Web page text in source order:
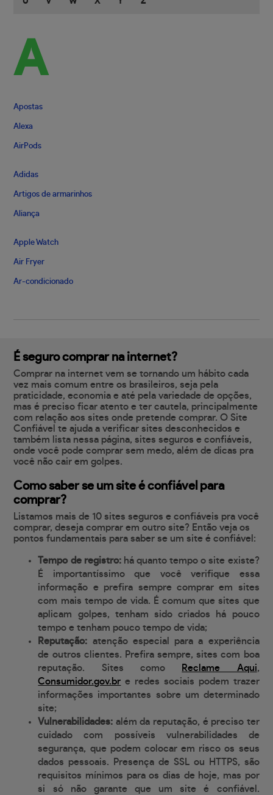
A
Apostas
Alexa
AirPods
Adidas
Artigos de armarinhos
Aliança
Apple Watch
Air Fryer
Ar-condicionado
É seguro comprar na internet?
Comprar na internet vem se tornando um hábito cada
vez mais comum entre os brasileiros, seja pela
praticidade, economia e até pela variedade de opções,
mas é preciso ficar atento e ter cautela, principalmente
com relação aos sites onde pretende comprar. O Site
Confiável te ajuda a verificar sites desconhecidos e
também lista nessa página, sites seguros e confiáveis,
onde você pode comprar sem medo, além de dicas pra
você não cair em golpes.
Como saber se um site é confiável para
comprar?
Listamos mais de 10 sites seguros e confiáveis pra você
comprar, deseja comprar em outro site? Então veja os
pontos fundamentais para saber se um site é confiável:
Tempo de registro:há quanto tempo o site existe?
É importantíssimo que você verifique essa
informação e prefira sempre comprar em sites
com mais tempo de vida. É comum que sites que
aplicam golpes, tenham sido criados há pouco
tempo e tenham pouco tempo de vida;
Reputação: atenção especial para a experiência
de outros clientes. Prefira sempre, sites com boa
reputação. Sites como
Reclame Aqui,
Consumidor.gov.br e redes sociais podem trazer
informações importantes sobre um determinado
site;
Vulnerabilidades: além da reputação, é preciso ter
cuidado com possíveis vulnerabilidades de
segurança, que podem colocar em risco os seus
dados pessoais. Presença de SSL ou HTTPS, são
requisitos mínimos para os dias de hoje, mas por
si só não garante que um site é confiável.